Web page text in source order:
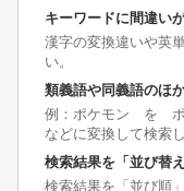
キーワードに間違い
漢字の変換違いや英
い。
類義語や同義語のほ
例：ポケモン を ポ
などに変換して検索
検索結果を「並び替
検索結果を「並び順